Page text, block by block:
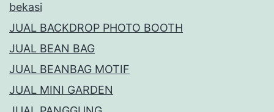
bekasi
JUAL BACKDROP PHOTO BOOTH
JUAL BEAN BAG
JUAL BEANBAG MOTIF
JUAL MINI GARDEN